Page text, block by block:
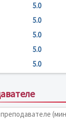
5.0
5.0
5.0
5.0
5.0